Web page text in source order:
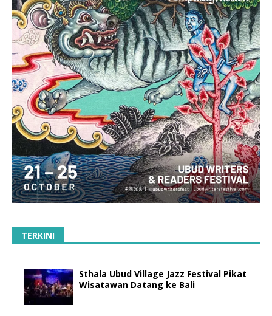
TERKINI
Sthala Ubud Village Jazz Festival Pikat
Wisatawan Datang ke Bali